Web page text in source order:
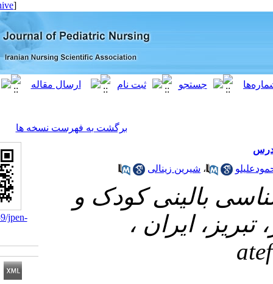
[ English ]
برگشت به فهرست نسخه ها
شیرین زینالی
کودک و
،